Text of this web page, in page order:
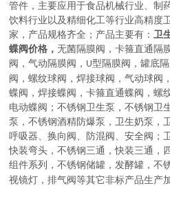
管件，主要应用于食品机械行业、制
饮料行业以及精细化工等行业高精度
家， 产品规格齐全；产品主要有：卫
蝶阀价格，无菌隔膜阀 ，卡箍直通隔
阀，气动隔膜阀， U型隔膜阀，罐底
阀，螺纹球阀，焊接球阀，气动球阀
蝶阀 ，焊接蝶阀，卡箍直通蝶阀，螺
电动蝶阀 ；不锈钢卫生泵 ，不锈钢卫
泵，不锈钢酒精防爆泵，卫生奶泵，
呼吸器、换向阀、防混阀、安全阀 ；
快装弯头，不锈钢三通，快装三通，
组件系列 ，不锈钢储罐，发酵罐，不
视镜灯，排气阀等其它非标产品生产